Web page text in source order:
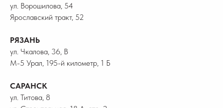
ул. Ворошилова, 54
Ярославский тракт, 52
РЯЗАНЬ
ул. Чкалова, 36, В
М-5 Урал, 195-й километр, 1 Б
САРАНСК
ул. Титова, 8